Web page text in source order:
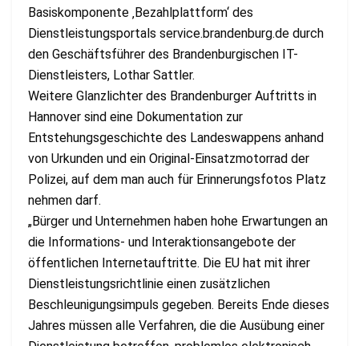
Basiskomponente ‚Bezahlplattform‘ des
Dienstleistungsportals service.brandenburg.de durch
den Geschäftsführer des Brandenburgischen IT-
Dienstleisters, Lothar Sattler.
Weitere Glanzlichter des Brandenburger Auftritts in
Hannover sind eine Dokumentation zur
Entstehungsgeschichte des Landeswappens anhand
von Urkunden und ein Original-Einsatzmotorrad der
Polizei, auf dem man auch für Erinnerungsfotos Platz
nehmen darf.
„Bürger und Unternehmen haben hohe Erwartungen an
die Informations- und Interaktionsangebote der
öffentlichen Internetauftritte. Die EU hat mit ihrer
Dienstleistungsrichtlinie einen zusätzlichen
Beschleunigungsimpuls gegeben. Bereits Ende dieses
Jahres müssen alle Verfahren, die die Ausübung einer